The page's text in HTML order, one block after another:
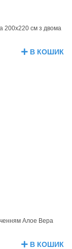
200х220 см з двома
В КОШИК
Алое Вера
В КОШИК